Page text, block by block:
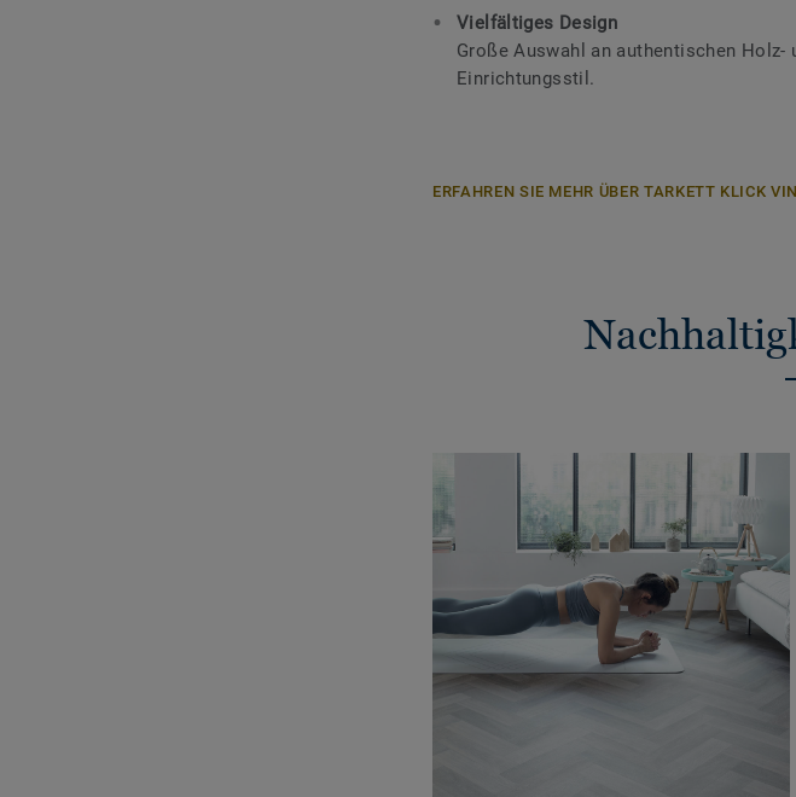
Vielfältiges Design
Große Auswahl an authentischen Holz-
Einrichtungsstil.
ERFAHREN SIE MEHR ÜBER TARKETT KLICK